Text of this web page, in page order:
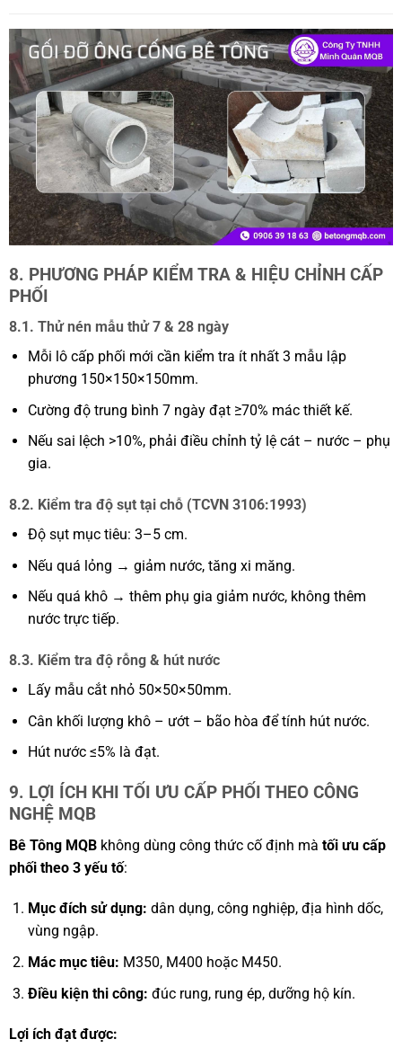
8. PHƯƠNG PHÁP KIỂM TRA & HIỆU CHỈNH CẤP
PHỐI
8.1. Thử nén mẫu thử 7 & 28 ngày
Mỗi lô cấp phối mới cần kiểm tra ít nhất 3 mẫu lập
phương 150×150×150mm.
Cường độ trung bình 7 ngày đạt ≥70% mác thiết kế.
Nếu sai lệch >10%, phải điều chỉnh tỷ lệ cát – nước – phụ
gia.
8.2. Kiểm tra độ sụt tại chỗ (TCVN 3106:1993)
Độ sụt mục tiêu: 3–5 cm.
Nếu quá lỏng → giảm nước, tăng xi măng.
Nếu quá khô → thêm phụ gia giảm nước, không thêm
nước trực tiếp.
8.3. Kiểm tra độ rỗng & hút nước
Lấy mẫu cắt nhỏ 50×50×50mm.
Cân khối lượng khô – ướt – bão hòa để tính hút nước.
Hút nước ≤5% là đạt.
9. LỢI ÍCH KHI TỐI ƯU CẤP PHỐI THEO CÔNG
NGHỆ MQB
Bê Tông MQBkhông dùng công thức cố định mà tối ưu cấp
phối theo 3 yếu tố:
Mục đích sử dụng: dân dụng, công nghiệp, địa hình dốc,
vùng ngập.
Mác mục tiêu: M350, M400 hoặc M450.
Điều kiện thi công: đúc rung, rung ép, dưỡng hộ kín.
Lợi ích đạt được: